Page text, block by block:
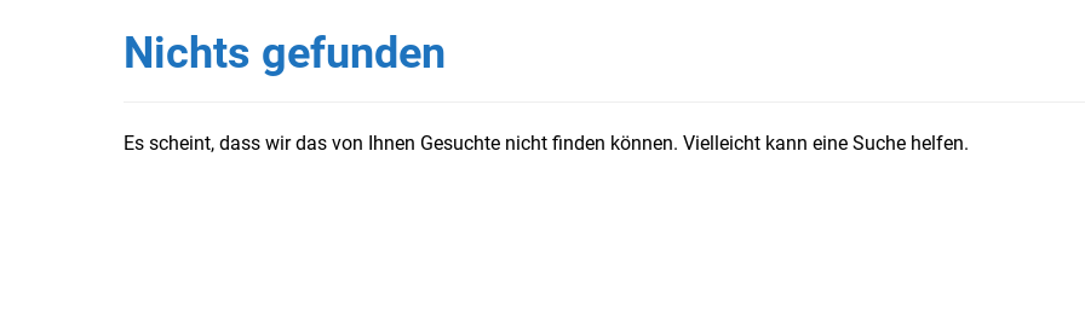
Nichts gefunden
Es scheint, dass wir das von Ihnen Gesuchte nicht finden können. Vielleicht kann eine Suche helfen.